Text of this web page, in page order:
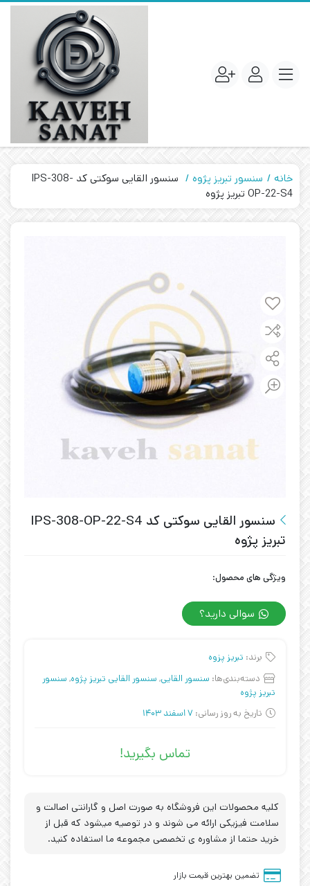
خانه سنسور تبریز پژوه
سنسور القایی سوکتی کد IPS-308-
OP-22-S4 تبریز پژوه
سنسور القایی سوکتی کد IPS-308-OP-22-S4
تبریز پژوه
ویژگی های محصول:
سوالی دارید؟
برند: تبریز پزوه
دسته‌بندی‌ها: سنسور القایی, سنسور القایی تبریز پژوه, سنسور
تبریز پژوه
تاریخ به روز رسانی: 7 اسفند 1403
تماس بگیرید!
کلیه محصولات این فروشگاه به صورت اصل و گارانتی اصالت و
سلامت فیزیکی ارائه می شوند و در توصیه میشود که قبل از
خرید حتما از مشاوره ی تخصصی مجموعه ما استفاده کنید.
تضمین بهترین قیمت بازار